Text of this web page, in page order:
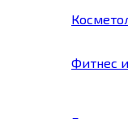
Фитнес